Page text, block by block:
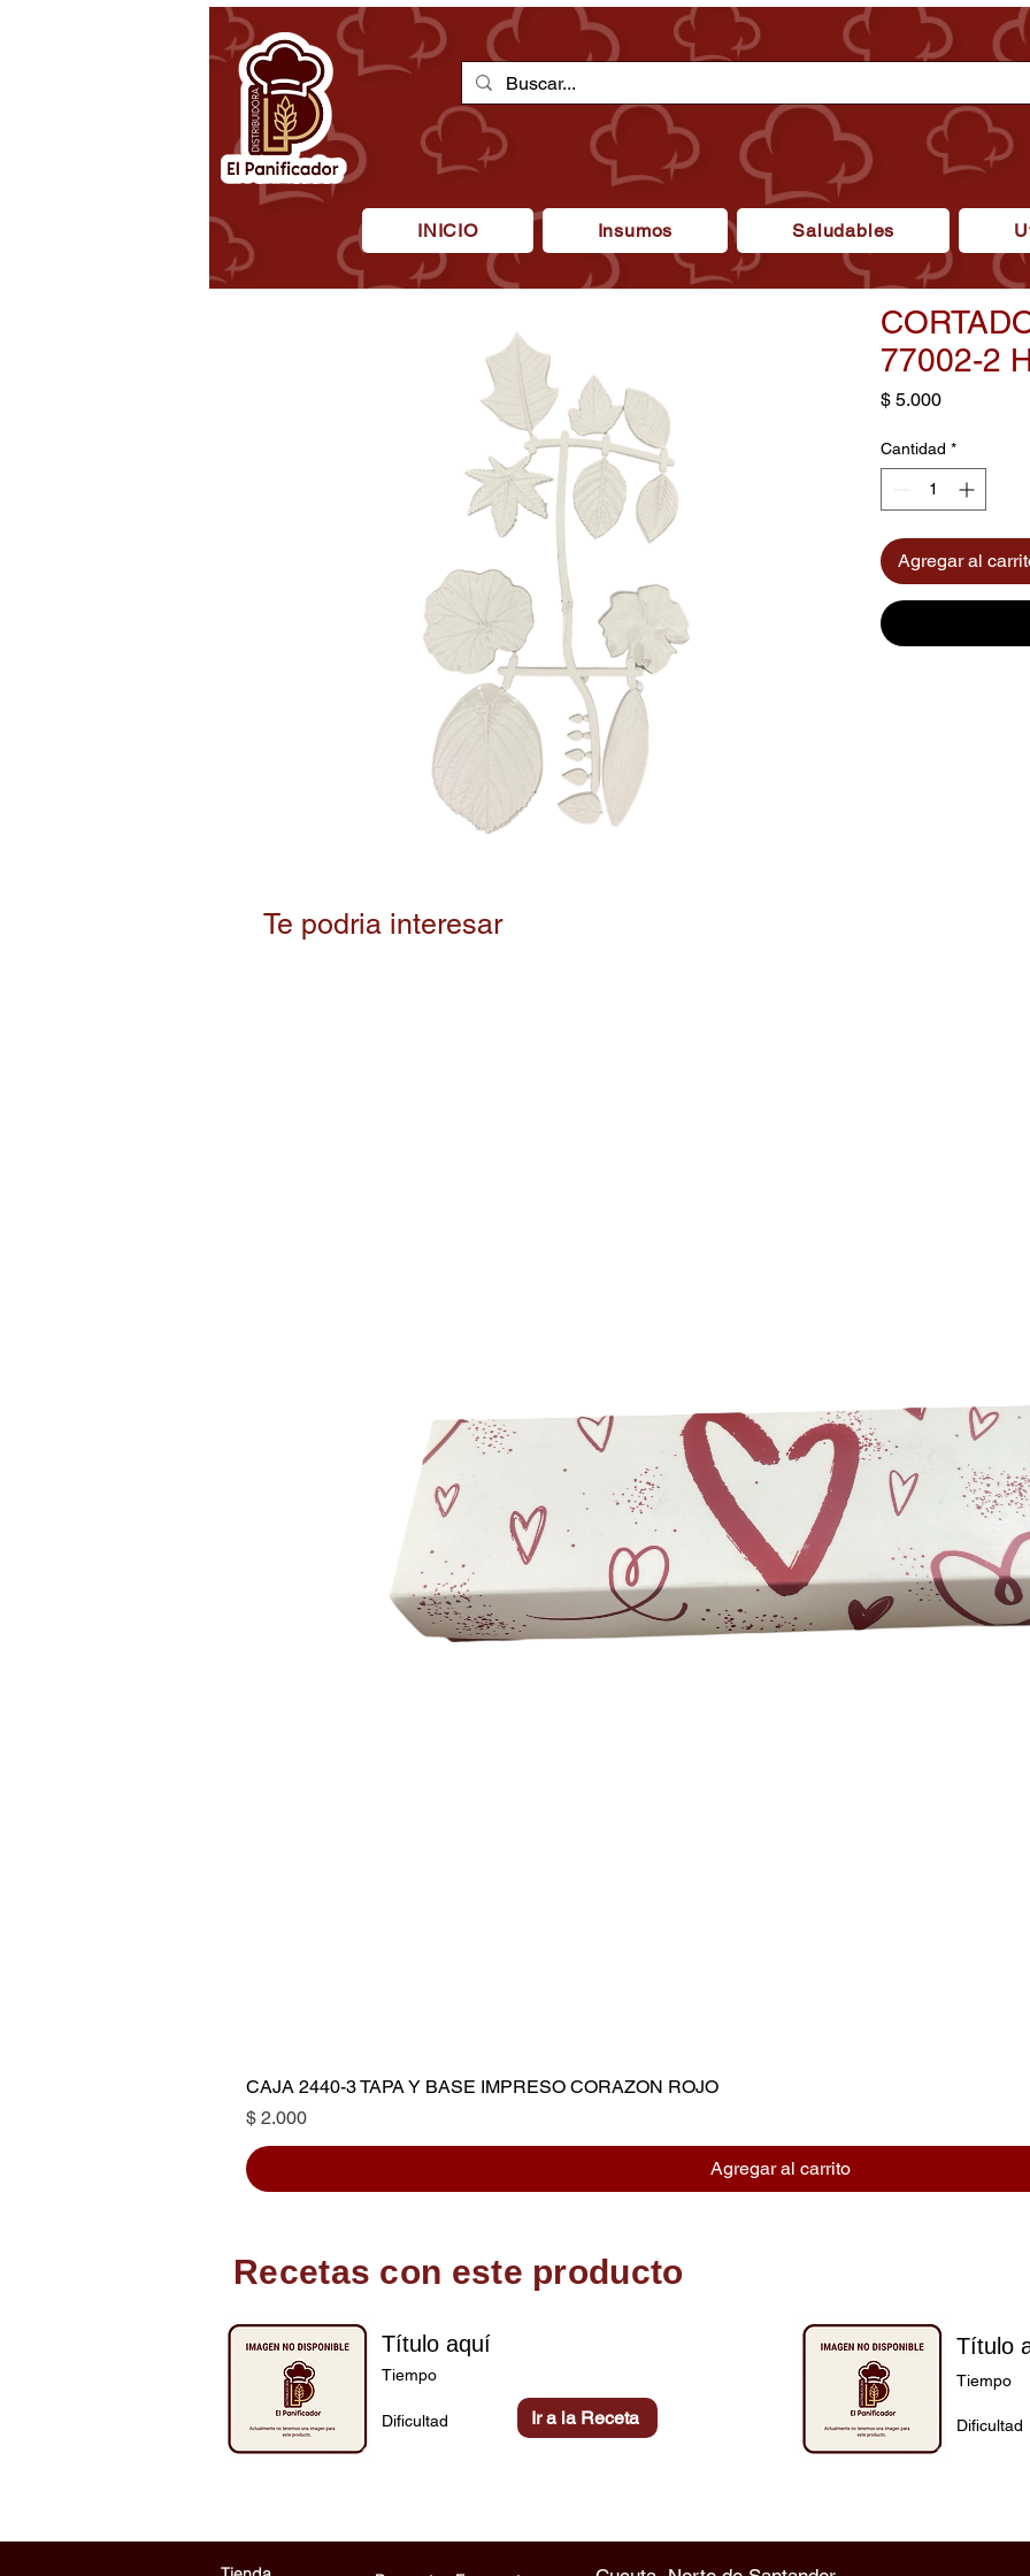
INICIO Insumos Saludables
77002-2
$ 5.000Precio
Cantidad *
Agregar al
Te podria interesar
CAJA 2440-3 TAPA Y BASE IMPRESO CORAZON ROJO
Precio
$ 2.000
Agregar al carrito
Recetas con este producto
Título aquí
Tiempo
Ir a la Receta
Dificultad
Título
Tiempo
Dificultad